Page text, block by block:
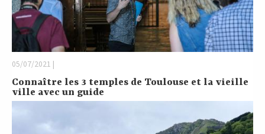
05/07/2021 |
Connaître les 3 temples de Toulouse et la vieille
ville avec un guide